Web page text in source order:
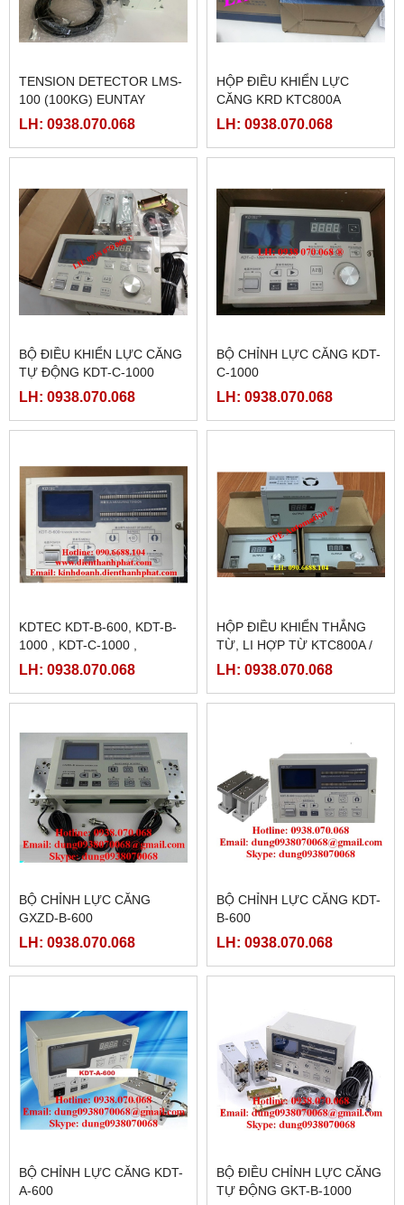
TENSION DETECTOR LMS-
100 (100KG) EUNTAY
LH: 0938.070.068
HỘP ĐIỀU KHIỂN LỰC
CĂNG KRD KTC800A
LH: 0938.070.068
BỘ ĐIỀU KHIỂN LỰC CĂNG
TỰ ĐỘNG KDT-C-1000
LH: 0938.070.068
BỘ CHỈNH LỰC CĂNG KDT-
C-1000
LH: 0938.070.068
KDTEC KDT-B-600, KDT-B-
1000 , KDT-C-1000 ,
TENSION CONTROLLER ,
ĐỘNG
LH: 0938.070.068
HỘP ĐIỀU KHIỂN THẮNG
TỪ, LI HỢP TỪ KTC800A /
KD200A
LH: 0938.070.068
BỘ CHỈNH LỰC CĂNG
GXZD-B-600
LH: 0938.070.068
BỘ CHỈNH LỰC CĂNG KDT-
B-600
LH: 0938.070.068
BỘ CHỈNH LỰC CĂNG KDT-
A-600
BỘ ĐIỀU CHỈNH LỰC CĂNG
TỰ ĐỘNG GKT-B-1000